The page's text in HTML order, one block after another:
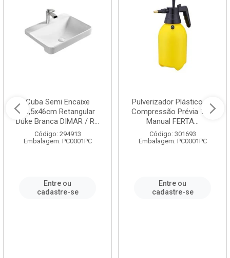
Cuba Semi Encaixe
58,5x46cm Retangular
Duke Branca DIMAR / R...
Código: 294913
Embalagem: PC0001PC
Entre ou
cadastre-se
Pulverizador Plástico de
Compressão Prévia 1,5L
Manual FERTA...
Código: 301693
Embalagem: PC0001PC
Entre ou
cadastre-se